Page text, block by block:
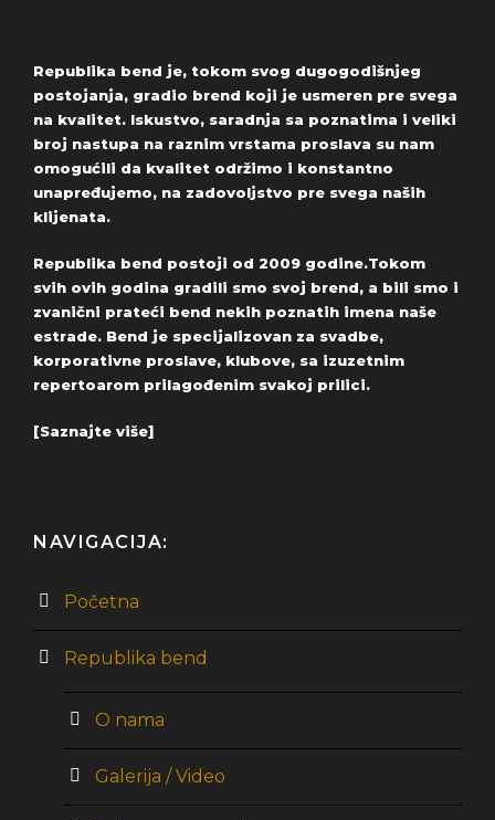
Republika bend je, tokom svog dugogodišnjeg
postojanja, gradio brend koji je usmeren pre svega
na kvalitet. Iskustvo, saradnja sa poznatima i veliki
broj nastupa na raznim vrstama proslava su nam
omogućili da kvalitet održimo i konstantno
unapređujemo, na zadovoljstvo pre svega naših
klijenata.
Republika bend postoji od 2009 godine.Tokom
svih ovih godina gradili smo svoj brend, a bili smo i
zvanični prateći bend nekih poznatih imena naše
estrade. Bend je specijalizovan za svadbe,
korporativne proslave, klubove, sa izuzetnim
repertoarom prilagođenim svakoj prilici.
[Saznajte više]
NAVIGACIJA:
Početna
Republika bend
O nama
Galerija / Video